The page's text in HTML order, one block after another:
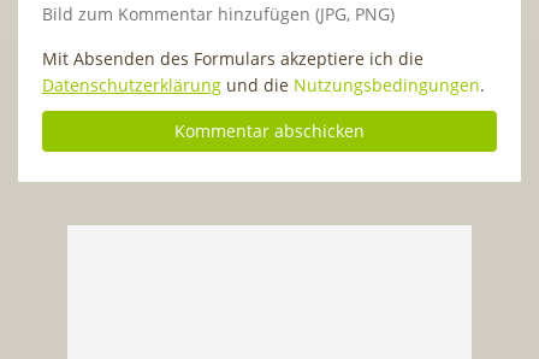
Bild zum Kommentar hinzufügen (JPG, PNG)
Mit Absenden des Formulars akzeptiere ich die
Datenschutzerklärung und die Nutzungsbedingungen.